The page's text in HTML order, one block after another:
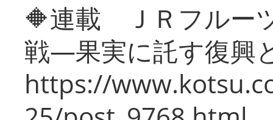
🔶連載 ＪＲフルー
戦―果実に託す復興
https://